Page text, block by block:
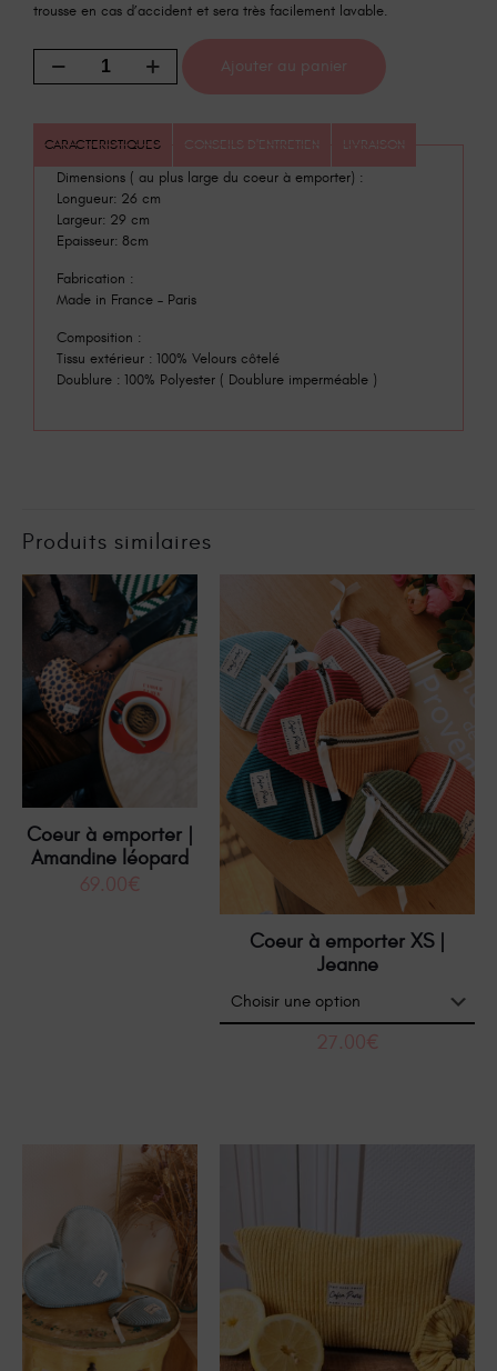
trousse en cas d’accident et sera très facilement lavable.
Ajouter au panier
CARACTERISTIQUES CONSEILS D'ENTRETIEN LIVRAISON
Dimensions ( au plus large du coeur à emporter) :
Longueur: 26 cm
Largeur: 29 cm
Epaisseur: 8cm
Fabrication :
Made in France – Paris
Composition :
Tissu extérieur : 100% Velours côtelé
Doublure : 100% Polyester ( Doublure imperméable )
Produits similaires
Coeur à emporter |
Amandine léopard
69.00€
Coeur à emporter XS |
Jeanne
27.00€